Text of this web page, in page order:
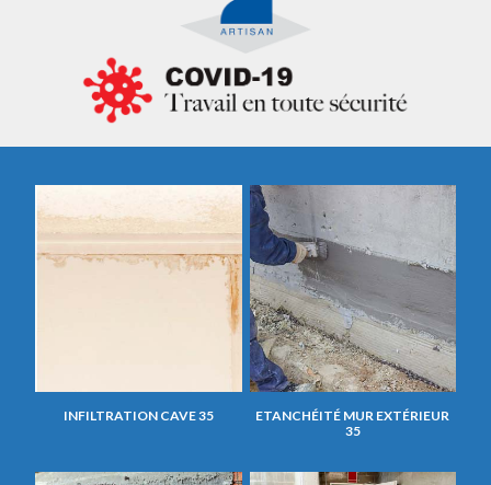
INFILTRATION CAVE 35
ETANCHÉITÉ MUR EXTÉRIEUR
35